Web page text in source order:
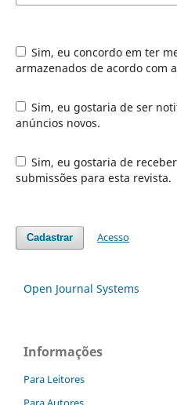
Sim, eu concordo em ter meus dados coletados e
armazenados de acordo com a
Sim, eu gostaria de ser notificado(a) de publicações e
anúncios novos.
Sim, eu gostaria de receber solicitações para avaliar
submissões para esta revista.
Cadastrar Acesso
Open Journal Systems
Informações
Para Leitores